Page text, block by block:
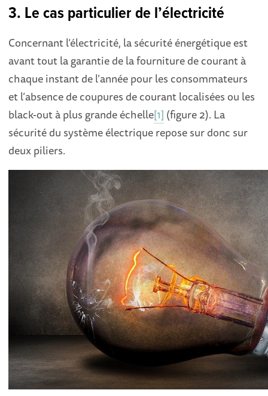
3. Le cas particulier de l’électricité
Concernant l’électricité, la sécurité énergétique est
avant tout la garantie de la fourniture de courant à
chaque instant de l’année pour les consommateurs
et l’absence de coupures de courant localisées ou les
black-out à plus grande échelle[1] (figure 2). La
sécurité du système électrique repose sur donc sur
deux piliers.